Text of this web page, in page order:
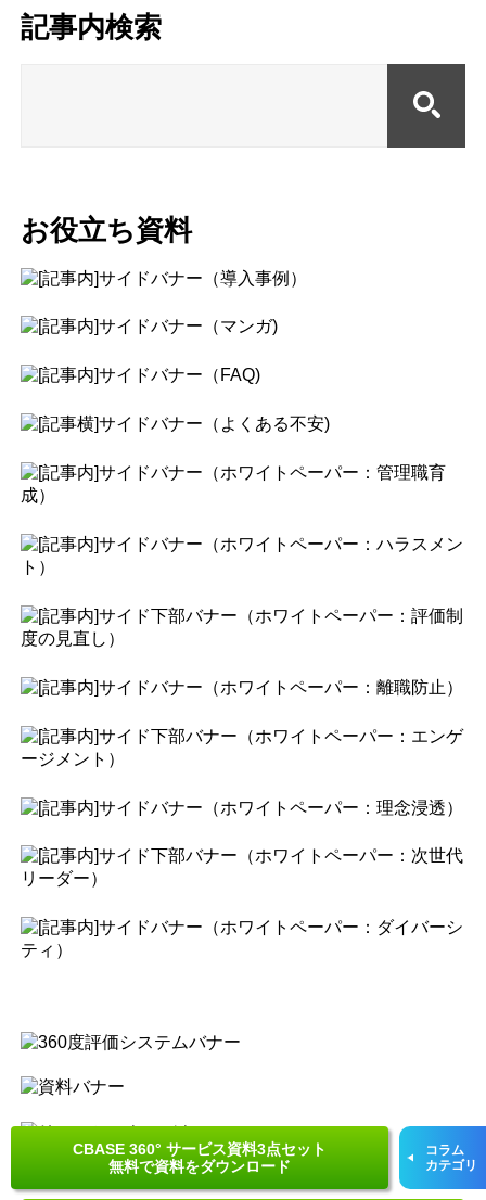
CBASE 360° サービス資料3点セット
無料で資料をダウンロード
コラム
カテゴリ
記事内検索
お役立ち資料